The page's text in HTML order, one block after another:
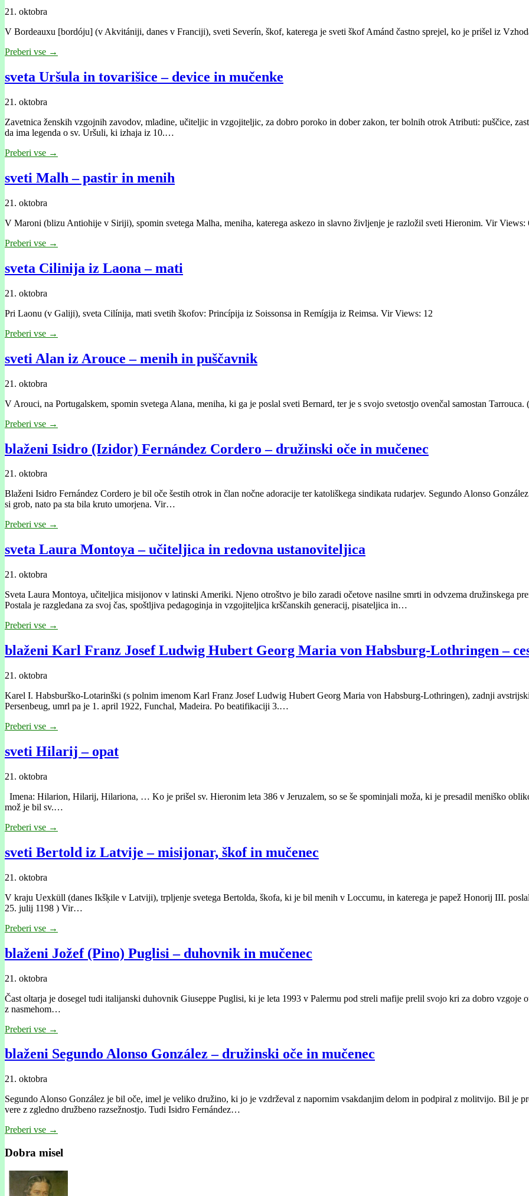
21. oktobra
V Bordeauxu [bordóju] (v Akvitániji, danes v Franciji), sveti Severín, škof, katerega je sveti škof Amánd častno sprejel, ko je prišel iz
Preberi vse →
sveta Uršula in tovarišice – device in mučenke
21. oktobra
Zavetnica ženskih vzgojnih zavodov, mladine, učiteljic in vzgojiteljic, za dobro poroko in dober zakon, ter bolnih otrok Atributi: puščice,
da ima legenda o sv. Uršuli, ki izhaja iz 10.…
Preberi vse →
sveti Malh – pastir in menih
21. oktobra
V Maroni (blizu Antiohije v Siriji), spomin svetega Malha, meniha, katerega askezo in slavno življenje je razložil sveti Hieronim. Vir Views:
Preberi vse →
sveta Cilinija iz Laona – mati
21. oktobra
Pri Laonu (v Galiji), sveta Cilínija, mati svetih škofov: Princípija iz Soissonsa in Remígija iz Reimsa. Vir Views: 12
Preberi vse →
sveti Alan iz Arouce – menih in puščavnik
21. oktobra
V Arouci, na Portugalskem, spomin svetega Alana, meniha, ki ga je poslal sveti Bernard, ter je s svojo svetostjo ovenčal samostan
Preberi vse →
blaženi Isidro (Izidor) Fernández Cordero – družinski oče in mučenec
21. oktobra
Blaženi Isidro Fernández Cordero je bil oče šestih otrok in član nočne adoracije ter katoliškega sindikata rudarjev. Segundo Alonso
si grob, nato pa sta bila kruto umorjena. Vir…
Preberi vse →
sveta Laura Montoya – učiteljica in redovna ustanoviteljica
21. oktobra
Sveta Laura Montoya, učiteljica misijonov v latinski Ameriki. Njeno otroštvo je bilo zaradi očetove nasilne smrti in odvzema družinskega
Postala je razgledana za svoj čas, spoštljiva pedagoginja in vzgojiteljica krščanskih generacij, pisateljica in…
Preberi vse →
blaženi Karl Franz Josef Ludwig Hubert Georg Maria von Habsburg-Lothringen –
21. oktobra
Karel I. Habsburško-Lotarinški (s polnim imenom Karl Franz Josef Ludwig Hubert Georg Maria von Habsburg-Lothringen), zadnji
Persenbeug, umrl pa je 1. april 1922, Funchal, Madeira. Po beatifikaciji 3.…
Preberi vse →
sveti Hilarij – opat
21. oktobra
Imena: Hilarion, Hilarij, Hilariona, … Ko je prišel sv. Hieronim leta 386 v Jeruzalem, so se še spominjali moža, ki je presadil meniško
mož je bil sv.…
Preberi vse →
sveti Bertold iz Latvije – misijonar, škof in mučenec
21. oktobra
V kraju Uexküll (danes Ikšķile v Latviji), trpljenje svetega Bertolda, škofa, ki je bil menih v Loccumu, in katerega je papež Honorij III.
25. julij 1198 ) Vir…
Preberi vse →
blaženi Jožef (Pino) Puglisi – duhovnik in mučenec
21. oktobra
Čast oltarja je dosegel tudi italijanski duhovnik Giuseppe Puglisi, ki je leta 1993 v Palermu pod streli mafije prelil svojo kri za dobro
z nasmehom…
Preberi vse →
blaženi Segundo Alonso González – družinski oče in mučenec
21. oktobra
Segundo Alonso González je bil oče, imel je veliko družino, ki jo je vzdrževal z napornim vsakdanjim delom in podpiral z molitvijo. Bil je
vere z zgledno družbeno razsežnostjo. Tudi Isidro Fernández…
Preberi vse →
Dobra misel